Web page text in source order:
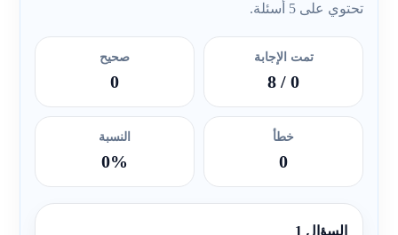
تحتوي على 5 أسئلة.
تمت الإجابة
0
/ 8
صحيح
0
خطأ
0
النسبة
0%
السؤال 1